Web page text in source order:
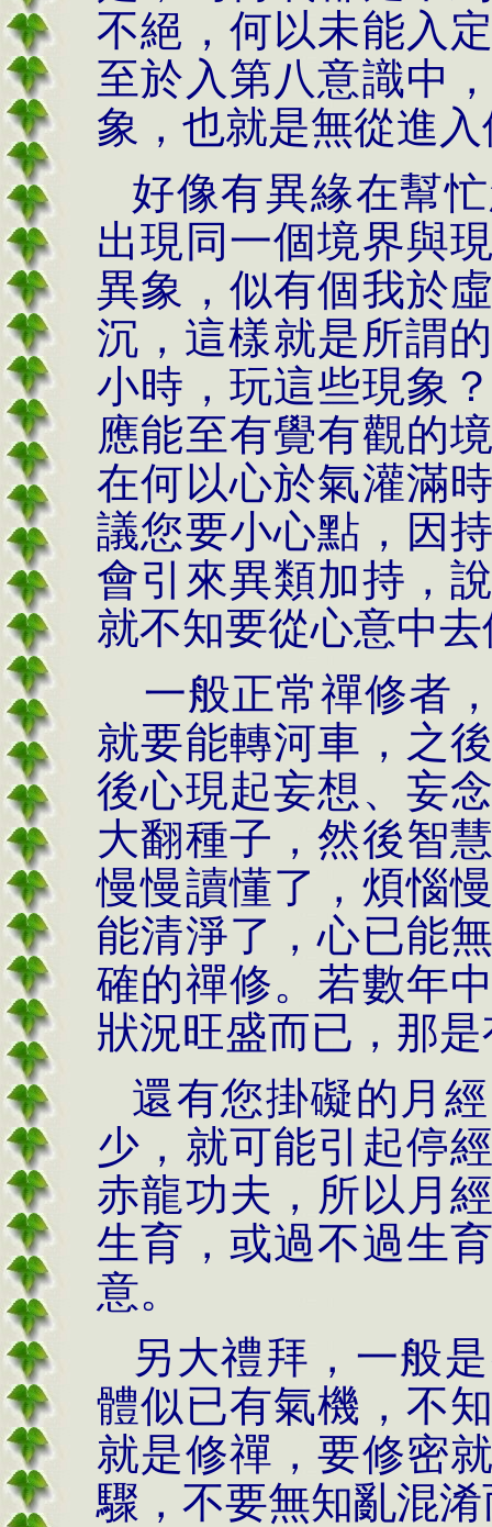
不絕，何以未能入
至於入第八意識中
象，也就是無從進
好像有異緣在幫
出現同一個境界與
異象，似有個我於
沉，這樣就是所謂
小時，玩這些現象
應能至有覺有觀的
在何以心於氣灌滿
議您要小心點，因
會引來異類加持，
就不知要從心意中
一般正常禪修者
就要能轉河車，之
後心現起妄想、妄
大翻種子，然後智
慢慢讀懂了，煩惱
能清淨了，心已能
確的禪修。若數年
狀況旺盛而已，那
還有您掛礙的月
少，就可能引起停
赤龍功夫，所以月
生育，或過不過生
意。
另大禮拜，一般
體似已有氣機，不
就是修禪，要修密
驟，不要無知亂混